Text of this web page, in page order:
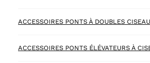
ACCESSOIRES PONTS À DOUBLES
ACCESSOIRES PONTS ÉLÉVATEURS À